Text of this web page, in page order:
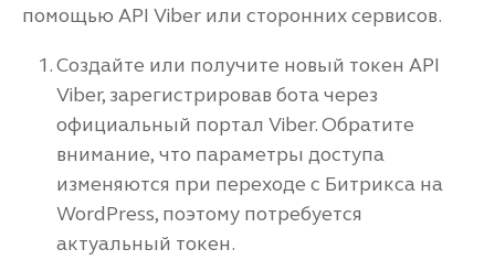
помощью API Viber или сторонних сервисов.
Создайте или получите новый токен API
Viber, зарегистрировав бота через
официальный портал Viber. Обратите
внимание, что параметры доступа
изменяются при переходе с Битрикса на
WordPress, поэтому потребуется
актуальный токен.